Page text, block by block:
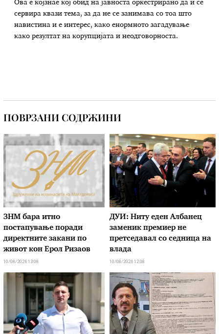
Ова е којзнае кој обид на јавноста оркестрирано да и се
сервира квази тема, за да не се занимава со тоа што
навистина и е интерес, како енормното загадување
како резултат на корупцијата и неодговорноста.
ПОВРЗАНИ СОДРЖИНИ
ЗНМ бара итно
постапување поради
директните закани по
живот кон Ерол Ризаов
10/08/2026 13:08
ДУИ: Ниту еден Албанец
заменик премиер не
претседавал со седница на
влада
10/08/2026 12:08